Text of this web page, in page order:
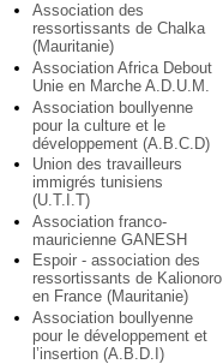
Association des
ressortissants de Chalka
(Mauritanie)
Association Africa Debout
Unie en Marche A.D.U.M.
Association boullyenne
pour la culture et le
développement (A.B.C.D)
Union des travailleurs
immigrés tunisiens
(U.T.I.T)
Association franco-
mauricienne GANESH
Espoir - association des
ressortissants de Kalionoro
en France (Mauritanie)
Association boullyenne
pour le développement et
l’insertion (A.B.D.I)